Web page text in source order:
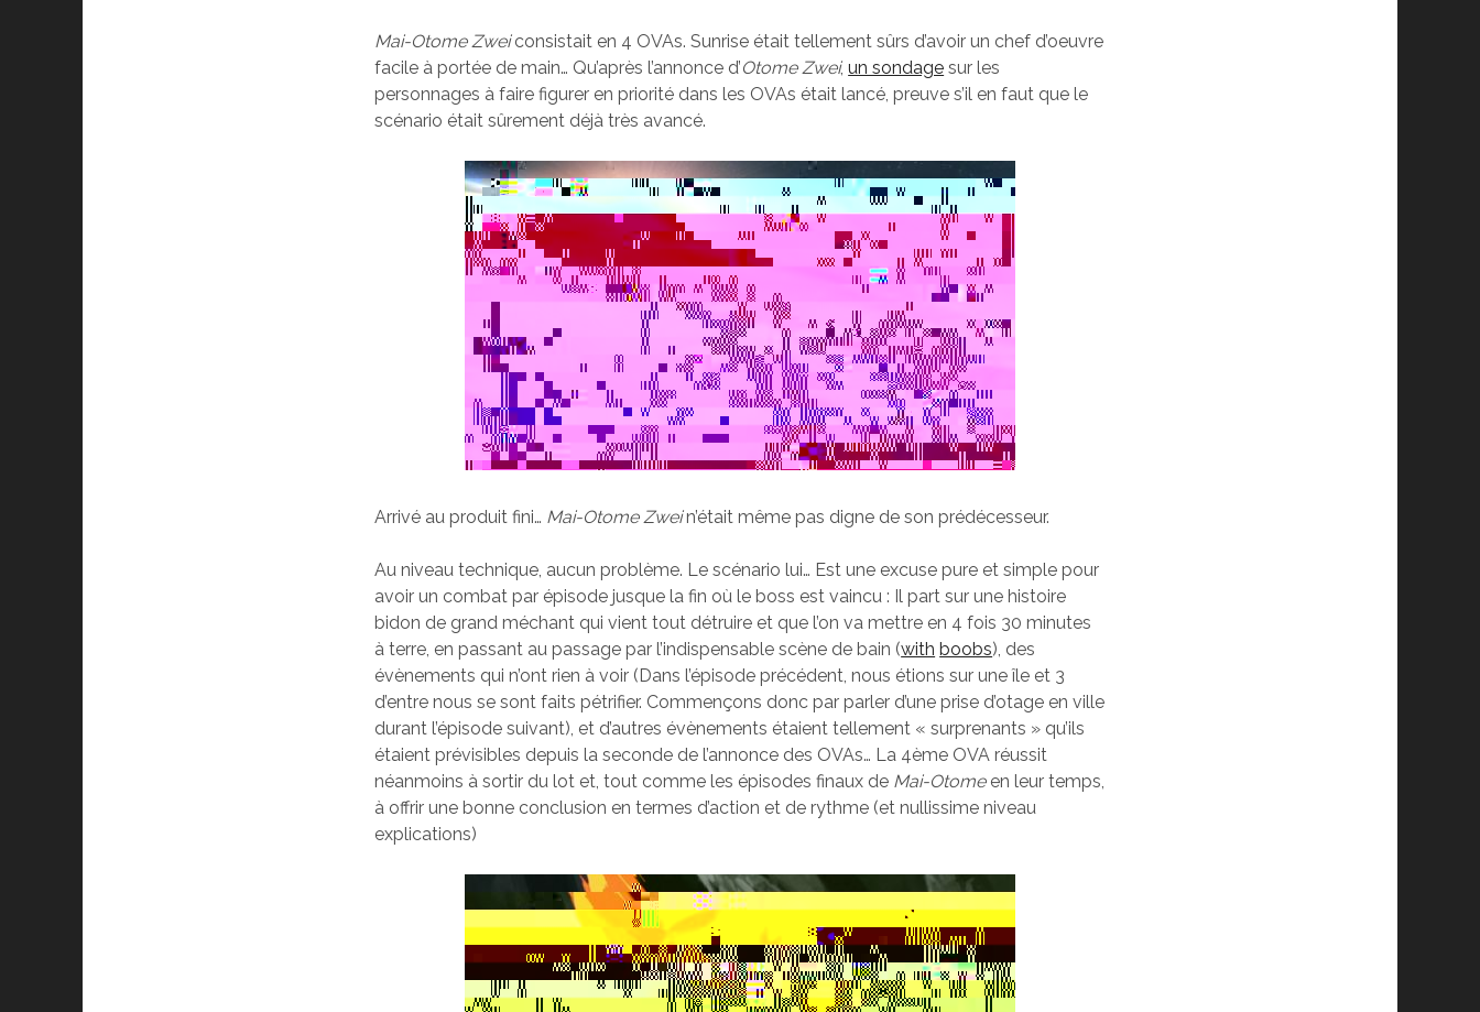
Mai-Otome Zweiconsistait en 4 OVAs. Sunrise était tellement sûrs d’avoir un chef d’oeuvre
facile à portée de main… Qu’après l’annonce d’Otome Zwei,un sondage sur les
personnages à faire figurer en priorité dans les OVAs était lancé, preuve s’il en faut que le
scénario était sûrement déjà très avancé.
Arrivé au produit fini… Mai-Otome Zwein’était même pas digne de son prédécesseur.
Au niveau technique, aucun problème. Le scénario lui… Est une excuse pure et simple pour
avoir un combat par épisode jusque la fin où le boss est vaincu : Il part sur une histoire
bidon de grand méchant qui vient tout détruire et que l’on va mettre en 4 fois 30 minutes
à terre, en passant au passage par l’indispensable scène de bain (with boobs), des
évènements qui n’ont rien à voir (Dans l’épisode précédent, nous étions sur une île et 3
d’entre nous se sont faits pétrifier. Commençons donc par parler d’une prise d’otage en ville
durant l’épisode suivant), et d’autres évènements étaient tellement « surprenants » qu’ils
étaient prévisibles depuis la seconde de l’annonce des OVAs… La 4ème OVA réussit
néanmoins à sortir du lot et, tout comme les épisodes finaux de Mai-Otomeen leur temps,
à offrir une bonne conclusion en termes d’action et de rythme (et nullissime niveau
explications)